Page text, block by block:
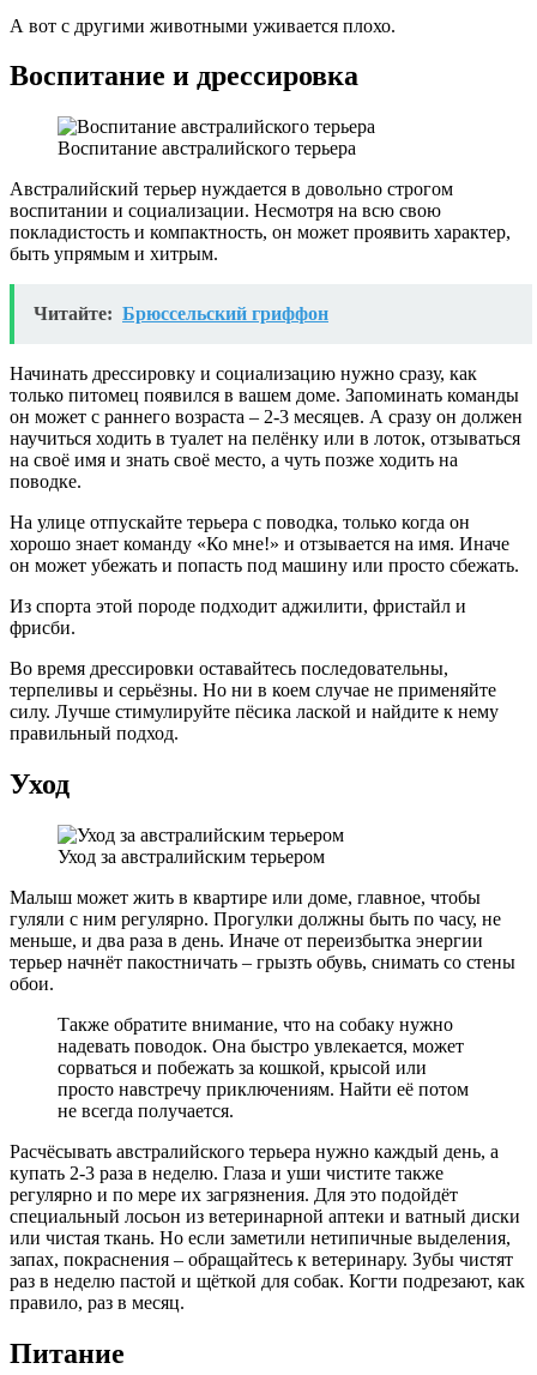
А вот с другими животными уживается плохо.
Воспитание и дрессировка
Воспитание австралийского терьера
Австралийский терьер нуждается в довольно строгом
воспитании и социализации. Несмотря на всю свою
покладистость и компактность, он может проявить характер,
быть упрямым и хитрым.
Читайте: Брюссельский гриффон
Начинать дрессировку и социализацию нужно сразу, как
только питомец появился в вашем доме. Запоминать команды
он может с раннего возраста – 2-3 месяцев. А сразу он должен
научиться ходить в туалет на пелёнку или в лоток, отзываться
на своё имя и знать своё место, а чуть позже ходить на
поводке.
На улице отпускайте терьера с поводка, только когда он
хорошо знает команду «Ко мне!» и отзывается на имя. Иначе
он может убежать и попасть под машину или просто сбежать.
Из спорта этой породе подходит аджилити, фристайл и
фрисби.
Во время дрессировки оставайтесь последовательны,
терпеливы и серьёзны. Но ни в коем случае не применяйте
силу. Лучше стимулируйте пёсика лаской и найдите к нему
правильный подход.
Уход
Уход за австралийским терьером
Малыш может жить в квартире или доме, главное, чтобы
гуляли с ним регулярно. Прогулки должны быть по часу, не
меньше, и два раза в день. Иначе от переизбытка энергии
терьер начнёт пакостничать – грызть обувь, снимать со стены
обои.
Также обратите внимание, что на собаку нужно
надевать поводок. Она быстро увлекается, может
сорваться и побежать за кошкой, крысой или
просто навстречу приключениям. Найти её потом
не всегда получается.
Расчёсывать австралийского терьера нужно каждый день, а
купать 2-3 раза в неделю. Глаза и уши чистите также
регулярно и по мере их загрязнения. Для это подойдёт
специальный лосьон из ветеринарной аптеки и ватный диски
или чистая ткань. Но если заметили нетипичные выделения,
запах, покраснения – обращайтесь к ветеринару. Зубы чистят
раз в неделю пастой и щёткой для собак. Когти подрезают, как
правило, раз в месяц.
Питание